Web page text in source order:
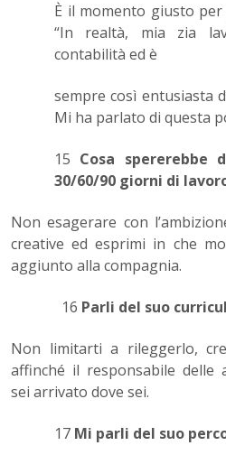
È il momento giusto
“In realtà, mia zia
contabilità ed è
sempre così entusiasta
Mi ha parlato di questa
15 Cosa spererebbe
30/60/90 giorni di
Non esagerare con
creative ed esprimi in che
aggiunto alla compagnia.
16 Parli del suo
Non limitarti a rileggerlo,
affinché il responsabile delle
sei arrivato dove sei.
17 Mi parli del suo